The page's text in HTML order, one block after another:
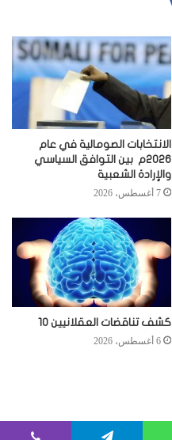
الانتخابات الصومالية في عام
2026م بين التوافق السياسي
والإرادة الشعبية
7 أغسطس، 2026
كشف تناقضات العقلانيين 10
6 أغسطس، 2026